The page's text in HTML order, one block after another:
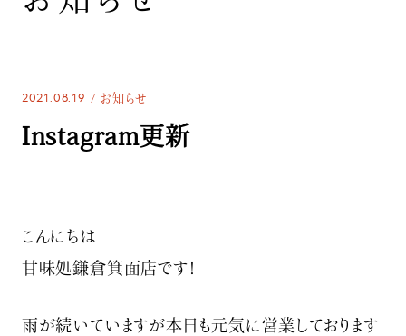
2021.08.19 お知らせ
Instagram更新
こんにちは
甘味処鎌倉箕面店です！
雨が続いていますが本日も元気に営業しております